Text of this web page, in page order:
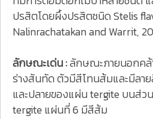
ปรสิตโดยผึ้งปรสิตชนิด Stelis
Nalinrachatakan and Warrit,
ลักษณะเด่น :ลักษณะภายนอกคล้
ร่างสันทัด ตัวมีสีโทนส้มและมีลา
และปลายของแผ่น tergite บนส่ว
tergite แผ่นที่ 6 มีสีส้ม